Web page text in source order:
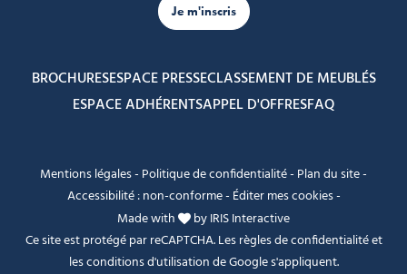
Je m'inscris
BROCHURESESPACE PRESSECLASSEMENT DE MEUBLÉS
ESPACE ADHÉRENTSAPPEL D'OFFRESFAQ
Mentions légales- Politique de confidentialité- Plan du site-
Accessibilité : non-conforme- Éditer mes cookies-
Made with
byIRIS Interactive
Ce site est protégé par reCAPTCHA. Lesrègles de confidentialitéet
lesconditions d'utilisationde Google s'appliquent.